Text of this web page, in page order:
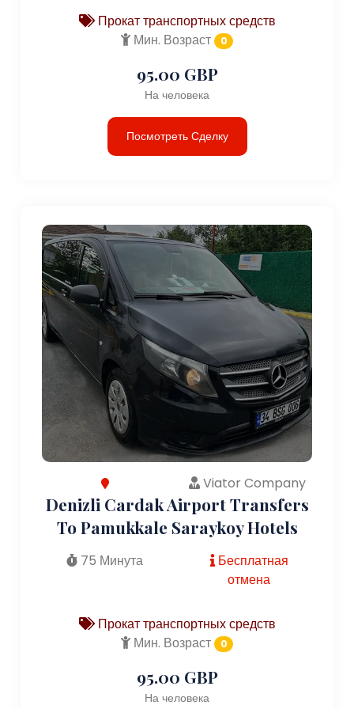
Прокат транспортных средств
Мин. Возраст
0
95.00 GBP
На человека
Посмотреть Сделку
Viator Company
Denizli Cardak Airport Transfers
To Pamukkale Saraykoy Hotels
75 Минута
Бесплатная
отмена
Прокат транспортных средств
Мин. Возраст
0
95.00 GBP
На человека